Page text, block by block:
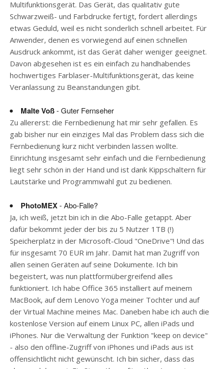
Multifunktionsgerät. Das Gerät, das qualitativ gute
Schwarzweiß- und Farbdrucke fertigt, fordert allerdings
etwas Geduld, weil es nicht sonderlich schnell arbeitet. Für
Anwender, denen es vorwiegend auf einen schnellen
Ausdruck ankommt, ist das Gerät daher weniger geeignet.
Davon abgesehen ist es ein einfach zu handhabendes
hochwertiges Farblaser-Multifunktionsgerät, das keine
Veranlassung zu Beanstandungen gibt.
Malte Voß- Guter Fernseher
Zu allererst: die Fernbedienung hat mir sehr gefallen. Es
gab bisher nur ein einziges Mal das Problem dass sich die
Fernbedienung kurz nicht verbinden lassen wollte.
Einrichtung insgesamt sehr einfach und die Fernbedienung
liegt sehr schön in der Hand und ist dank Kippschaltern für
Lautstärke und Programmwahl gut zu bedienen.
PhotoMEX- Abo-Falle?
Ja, ich weiß, jetzt bin ich in die Abo-Falle getappt. Aber
dafür bekommt jeder der bis zu 5 Nutzer 1TB (!)
Speicherplatz in der Microsoft-Cloud "OneDrive"! Und das
für insgesamt 70 EUR im Jahr. Damit hat man Zugriff von
allen seinen Geräten auf seine Dokumente. Ich bin
begeistert, was nun plattformübergreifend alles
funktioniert. Ich habe Office 365 installiert auf meinem
MacBook, auf dem Lenovo Yoga meiner Tochter und auf
der Virtual Machine meines Mac. Daneben habe ich auch die
kostenlose Version auf einem Linux PC, allen iPads und
iPhones. Nur die Verwaltung der Funktion "keep on device"
- also den offline-Zugriff von iPhones und iPads aus ist
offensichtlicht nicht gewünscht. Ich bin sicher, dass das